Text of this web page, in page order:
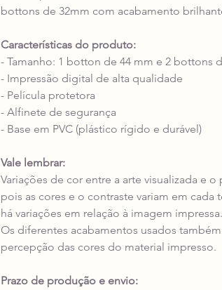
bottons de 32mm com acabamento
Características do produto:
- Tamanho: 1 botton de 44 mm e 2 bottons
- Impressão digital de alta qualidade
- Película protetora
- Alfinete de segurança
- Base em PVC (plástico rígido e durável)
Vale lembrar:
Variações de cor entre a arte visualizada e
pois as cores e o contraste variam em
há variações em relação à imagem impressa.
Os diferentes acabamentos usados
percepção das cores do material impresso.
Prazo de produção e envio: